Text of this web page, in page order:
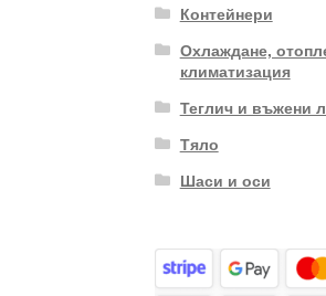
Контейнери
Охлаждане,
климатизация
Теглич и въжени
Тяло
Шаси и оси